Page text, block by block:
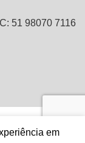
51 98070 7116
em